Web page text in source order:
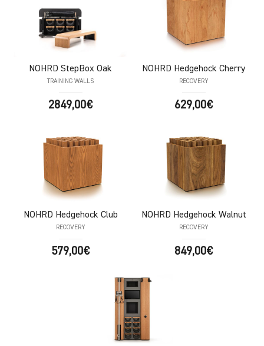
NOHRD StepBox Oak
TRAINING WALLS
2849,00€
NOHRD Hedgehock Cherry
RECOVERY
629,00€
NOHRD Hedgehock Club
RECOVERY
579,00€
NOHRD Hedgehock Walnut
RECOVERY
849,00€